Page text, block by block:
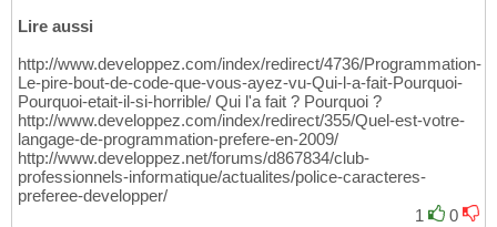
Lire aussi
http://www.developpez.com/index/redirect/4736/Programmation-
Le-pire-bout-de-code-que-vous-ayez-vu-Qui-l-a-fait-Pourquoi-
Pourquoi-etait-il-si-horrible/ Qui l'a fait ? Pourquoi ?
http://www.developpez.com/index/redirect/355/Quel-est-votre-
langage-de-programmation-prefere-en-2009/
http://www.developpez.net/forums/d867834/club-
professionnels-informatique/actualites/police-caracteres-
preferee-developper/
1
0